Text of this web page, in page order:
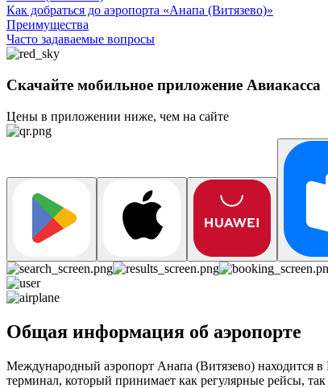
Как добраться до аэропорта «Анапа (Витязево)»
Преимущества
Часто задаваемые вопросы
Скачайте мобильное приложение Авиакасса
Цены в приложении ниже, чем на сайте
Общая информация об аэропорте
Международный аэропорт Анапа (Витязево) находится
терминал, который принимает как регулярные рейсы,